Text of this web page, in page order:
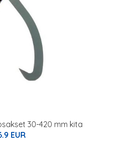
30-420 mm kita
EUR